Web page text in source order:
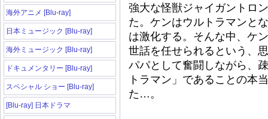
海外アニメ [Blu-ray]
日本ミュージック [Blu-ray]
海外ミュージック [Blu-ray]
ドキュメンタリー [Blu-ray]
スペシャル ショー [Blu-ray]
[Blu-ray] 日本ドラマ
強大な怪獣ジャイガントロ
た。ケンはウルトラマンと
は激化する。そんな中、ケ
世話を任せられるという、
パパとして奮闘しながら、
トラマン」であることの本
た…。